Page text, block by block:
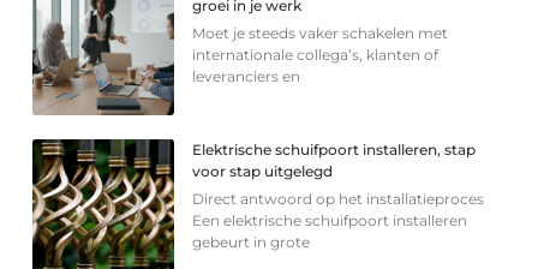
groei in je werk
Moet je steeds vaker schakelen met
internationale collega’s, klanten of
leveranciers en
Elektrische schuifpoort installeren, stap
voor stap uitgelegd
Direct antwoord op het installatieproces
Een elektrische schuifpoort installeren
gebeurt in grote